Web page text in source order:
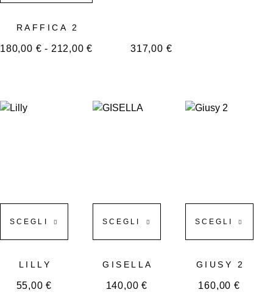
RAFFICA 2
180,00 € - 212,00€ 317,00 €
SCEGLI
LILLY
55,00€
SCEGLI
GISELLA
140,00€
SCEGLI
GIUSY 2
160,00€